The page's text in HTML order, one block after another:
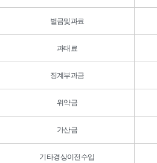
벌금및과료
과태료
징계부과금
위약금
가산금
기타경상이전수입